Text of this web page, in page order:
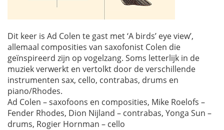
Dit keer is Ad Colen te gast met ‘A birds’ eye view’,
allemaal composities van saxofonist Colen die
geïnspireerd zijn op vogelzang. Soms letterlijk in de
muziek verwerkt en vertolkt door de verschillende
instrumenten sax, cello, contrabas, drums en
piano/Rhodes.
Ad Colen – saxofoons en composities, Mike Roelofs –
Fender Rhodes, Dion Nijland – contrabas, Yonga Sun –
drums, Rogier Hornman – cello